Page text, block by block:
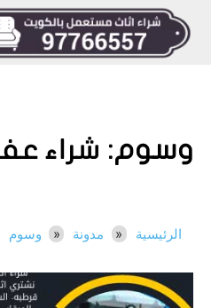
وسوم: شراء
الرئيسية مدونة وسوم